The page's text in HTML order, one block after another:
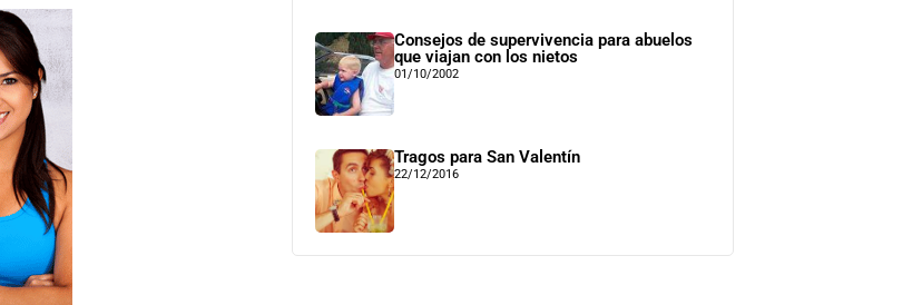
Consejos de supervivencia para abuelos
que viajan con los nietos
01/10/2002
Tragos para San Valentín
22/12/2016